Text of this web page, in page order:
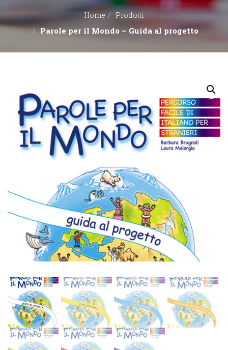
EDITORI
CONTATTACI
Home Prodotti
Parole per il Mondo – Guida al progetto